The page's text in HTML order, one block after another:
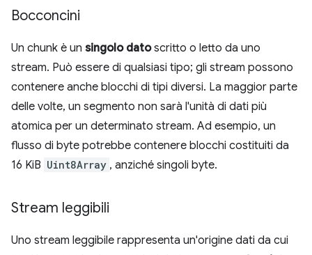
Bocconcini
Un chunk è un singolo datoscritto o letto da uno
stream. Può essere di qualsiasi tipo; gli stream possono
contenere anche blocchi di tipi diversi. La maggior parte
delle volte, un segmento non sarà l'unità di dati più
atomica per un determinato stream. Ad esempio, un
flusso di byte potrebbe contenere blocchi costituiti da
16 KiB Uint8Array , anziché singoli byte.
Stream leggibili
Uno stream leggibile rappresenta un'origine dati da cui